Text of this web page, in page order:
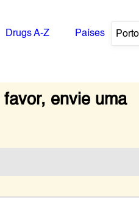
Drugs A-Z Países
envie uma